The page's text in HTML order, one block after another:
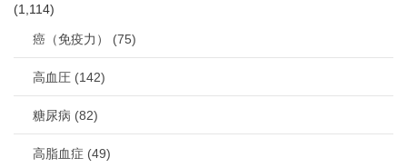
(1,114)
癌（免疫力） (75)
高血圧 (142)
糖尿病 (82)
高脂血症 (49)